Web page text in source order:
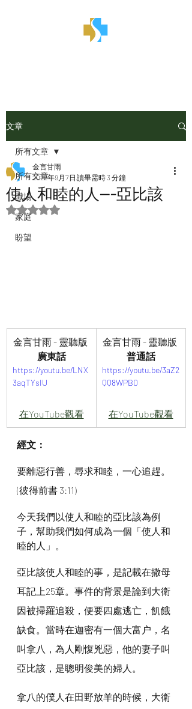
文章
所有文章
職場
家庭
盼望
所有文章
使人和睦的人---亞比該
金言甘雨
2022年9月7日 讀畢需時 3 分鐘
評等為 NaN（最高為 5 顆星）。
金言甘雨 - 靈聽版
廣東話
https://youtu.be/LNX
3aqTYsIU
在YouTube觀看
金言甘雨 - 靈聽版
普通話
https://youtu.be/3aZ2
QQ8WPB0
在YouTube觀看
經文：
要離惡行善，尋求和睦，一心追趕。
(彼得前書 3:11)
今天我們以使人和睦的亞比該為例
子，幫助我們如何成為一個「使人和
睦的人」。
亞比該使人和睦的事，是記載在撒母
耳記上25章。事件的背景是論到大衛
因被掃羅追殺，便要四處逃亡，飢餓
缺食。當時在迦密有一個大富户，名
叫拿八，為人剛愎兇惡，他的妻子叫
亞比該，是聰明俊美的婦人。
拿八的僕人在田野放羊的時候，大衛